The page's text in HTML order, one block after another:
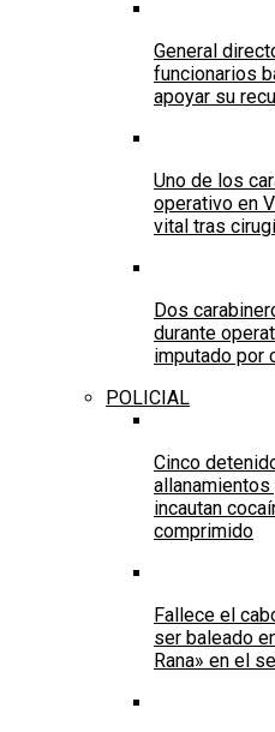
General
funcionarios
apoyar su
Uno de los
operativo en
vital tras
Dos
durante
imputado por
POLICIAL
Cinco
incautan
comprimido
Fallece el
ser baleado
Rana» en el